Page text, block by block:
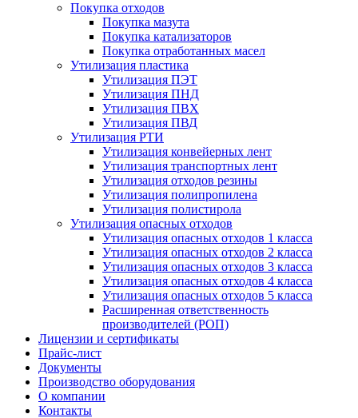
Покупка отходов
Покупка мазута
Покупка катализаторов
Покупка отработанных масел
Утилизация пластика
Утилизация ПЭТ
Утилизация ПНД
Утилизация ПВХ
Утилизация ПВД
Утилизация РТИ
Утилизация конвейерных лент
Утилизация транспортных лент
Утилизация отходов резины
Утилизация полипропилена
Утилизация полистирола
Утилизация опасных отходов
Утилизация опасных отходов 1 класса
Утилизация опасных отходов 2 класса
Утилизация опасных отходов 3 класса
Утилизация опасных отходов 4 класса
Утилизация опасных отходов 5 класса
Расширенная ответственность
производителей (РОП)
Лицензии и сертификаты
Прайс-лист
Документы
Производство оборудования
О компании
Контакты